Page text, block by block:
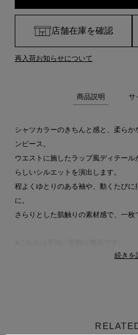
店舗在庫を確認
再入荷お知らせについて
商品説明 サ
シャツカラーのきちんと感と、柔ら
ンピース。
ウエストに施したラップ風ディテー
らしいシルエットを演出します。
程よくゆとりのある袖や、動くたび
に。
さらりとした肌触りの素材感で、一枚
続きを